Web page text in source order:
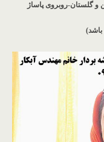
و گلستان-روبروی پاساژ
)